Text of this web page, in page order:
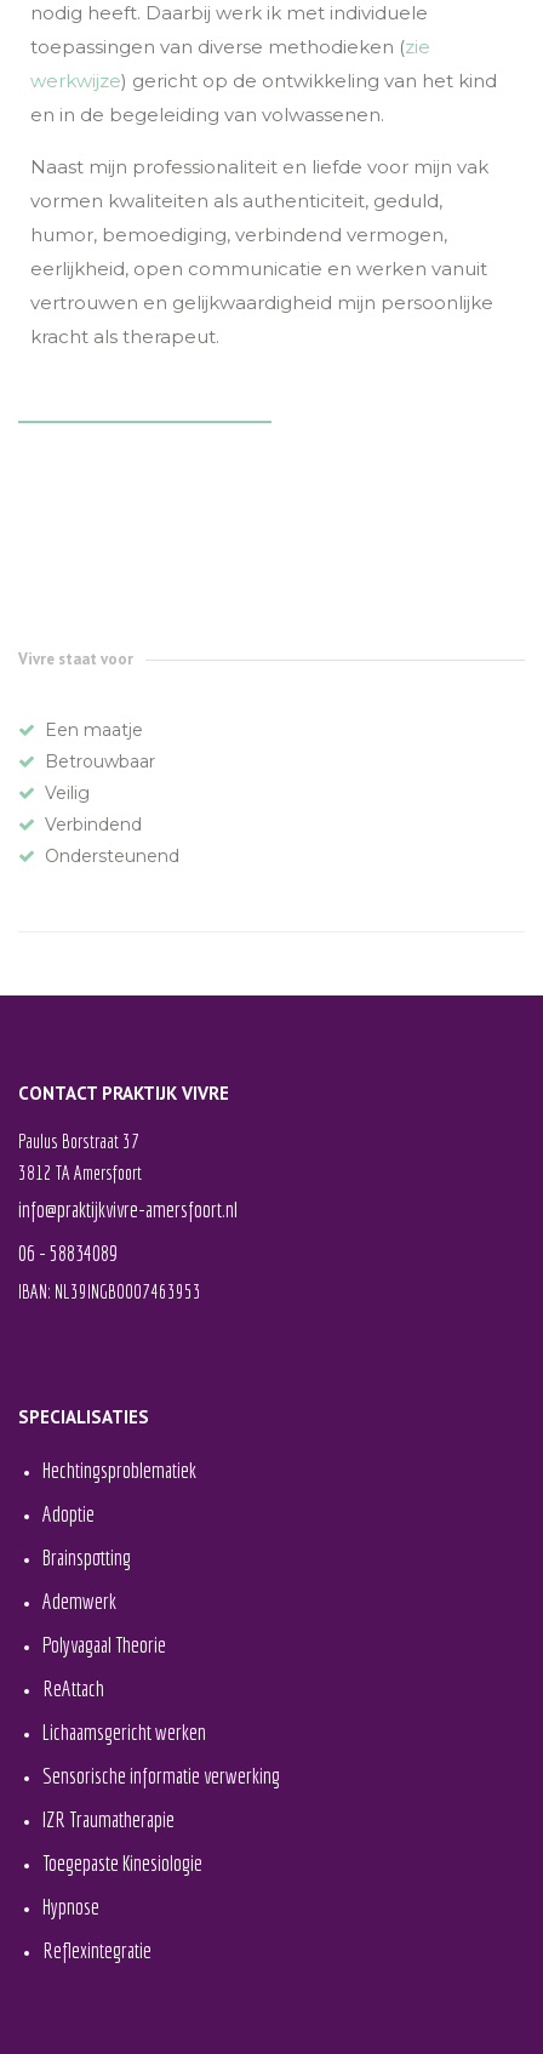
nodig heeft. Daarbij werk ik met individuele
toepassingen van diverse methodieken (zie
werkwijze) gericht op de ontwikkeling van het kind
en in de begeleiding van volwassenen.
Naast mijn professionaliteit en liefde voor mijn vak
vormen kwaliteiten als authenticiteit, geduld,
humor, bemoediging, verbindend vermogen,
eerlijkheid, open communicatie en werken vanuit
vertrouwen en gelijkwaardigheid mijn persoonlijke
kracht als therapeut.
Vivre staat voor
Een maatje
Betrouwbaar
Veilig
Verbindend
Ondersteunend
CONTACT PRAKTIJK VIVRE
Paulus Borstraat 37
3812 TA Amersfoort
info@praktijkvivre-amersfoort.nl
06 - 58834089
IBAN: NL39INGB0007463953
SPECIALISATIES
Hechtingsproblematiek
Adoptie
Brainspotting
Ademwerk
Polyvagaal Theorie
ReAttach
Lichaamsgericht werken
Sensorische informatie verwerking
IZR Traumatherapie
Toegepaste Kinesiologie
Hypnose
Reflexintegratie